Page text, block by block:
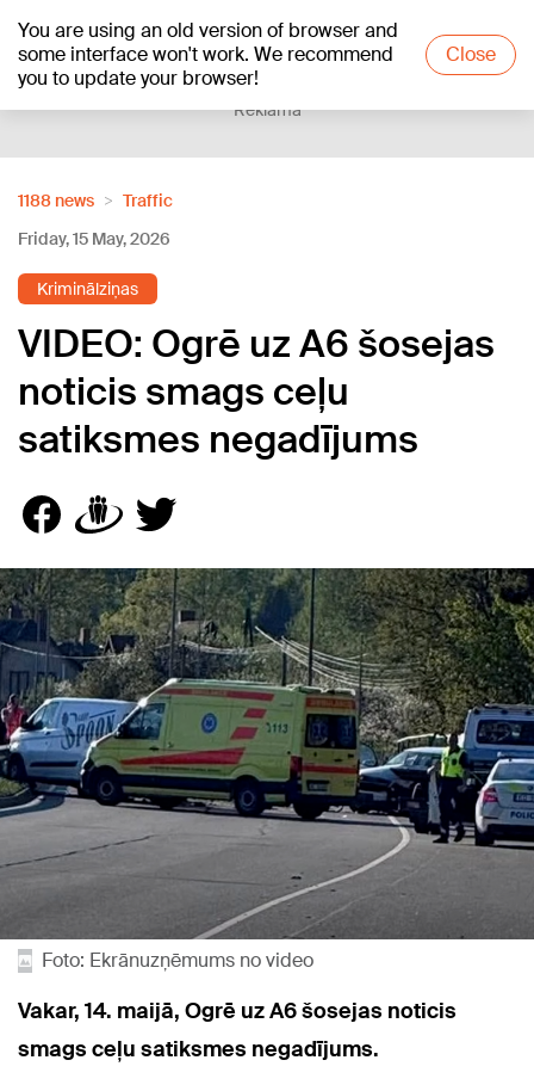
You are using an old version of browser and
some interface won't work. We recommend
you to update your browser!
Close
+13°C
Reklāma
1188 news
Traffic
Friday, 15 May, 2026
Kriminālziņas
VIDEO: Ogrē uz A6 šosejas
noticis smags ceļu
satiksmes negadījums
Foto: Ekrānuzņēmums no video
Vakar, 14. maijā, Ogrē uz A6 šosejas noticis
smags ceļu satiksmes negadījums.